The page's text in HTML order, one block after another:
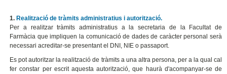
1. Realització de tràmits administratius i autorització.
Per a realitzar tràmits administratius a la secretaria de la Facultat de
Farmàcia que impliquen la comunicació de dades de caràcter personal serà
necessari acreditar-se presentant el DNI, NIE o passaport.
Es pot autoritzar la realització de tràmits a una altra persona, per a la qual cal
fer constar per escrit aquesta autorització, que haurà d'acompanyar-se de